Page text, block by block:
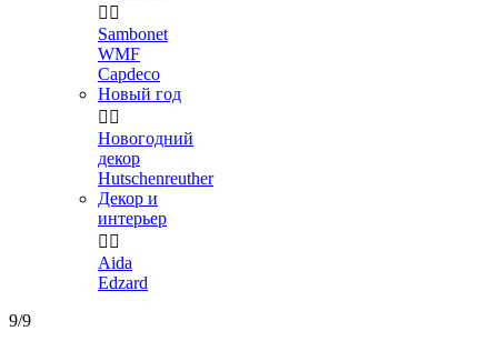
 
Sambonet
WMF
Capdeco
Новый год
 
Новогодний
декор
Hutschenreuther
Декор и
интерьер
 
Aida
Edzard
9/9